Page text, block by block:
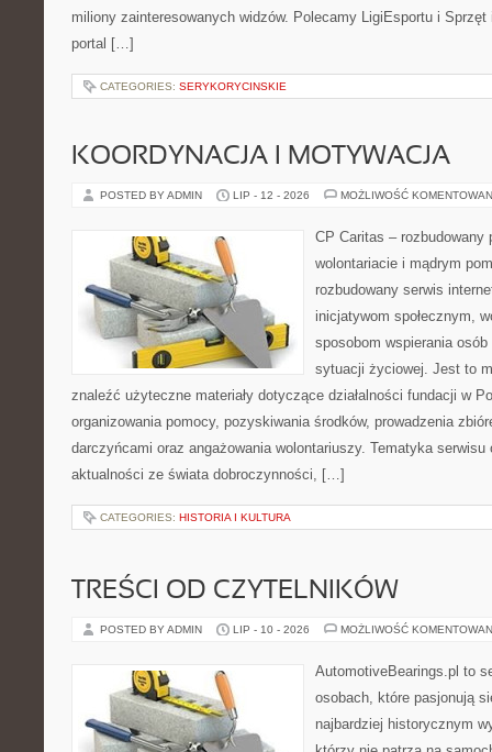
miliony zainteresowanych widzów. Polecamy LigiEsportu i
portal […]
CATEGORIES: SERYKORYCINSKIE
KOORDYNACJA I MOTYWACJA
POSTED BY ADMIN LIP - 12 - 2026 MOŻLIWOŚĆ
CP Caritas – rozbudowany
wolontariacie i mądrym
rozbudowany serwis
inicjatywom społecznym,
sposobom wspierania
sytuacji życiowej. Jest to
znaleźć użyteczne materiały dotyczące działalności fundacji w
organizowania pomocy, pozyskiwania środków, prowadzenia
darczyńcami oraz angażowania wolontariuszy. Tematyka
aktualności ze świata dobroczynności, […]
CATEGORIES: HISTORIA I KULTURA
TREŚCI OD CZYTELNIKÓW
POSTED BY ADMIN LIP - 10 - 2026 MOŻLIWOŚĆ
AutomotiveBearings.pl to
osobach, które pasjonują
najbardziej historycznym